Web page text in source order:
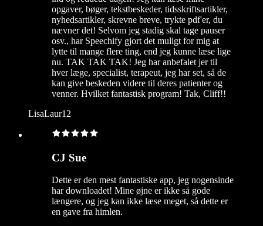
opgaver, bøger, tekstbeskeder, tidsskriftsartikler,
nyhedsartikler, skrevne breve, trykte pdf'er, du
nævner det! Selvom jeg stadig skal tage pauser
osv., har Speechify gjort det muligt for mig at
lytte til mange flere ting, end jeg kunne læse lige
nu. TAK TAK TAK! Jeg har anbefalet jer til
hver læge, specialist, terapeut, jeg har set, så de
kan give beskeden videre til deres patienter og
venner. Hvilket fantastisk program! Tak, Cliff!!
LisaLaur12
CJ Sue
Dette er den mest fantastiske app, jeg nogensinde
har downloadet! Mine øjne er ikke så gode
længere, og jeg kan ikke læse meget, så dette er
en gave fra himlen.